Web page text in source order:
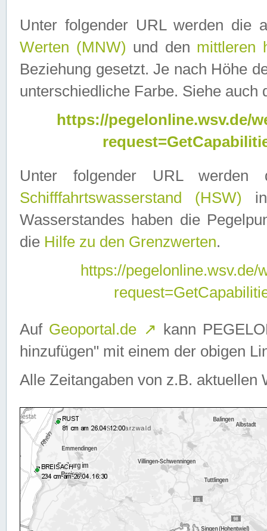
Unter folgender URL werden die
Werten (MNW) und den mittleren
Beziehung gesetzt. Je nach Höhe
unterschiedliche Farbe. Siehe auch
https://pegelonline.wsv.de/
Unter folgender URL
Schifffahrtswasserstand (HSW)
Wasserstandes haben die
die Hilfe zu den Grenzwerten.
https://
Auf Geoportal.de ↗ kann
hinzufügen" mit einem der obigen
Alle Zeitangaben von z.B. aktuellen